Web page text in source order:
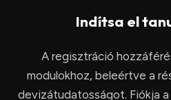
Indítsa el
A regisztráció
modulokhoz, beleértve a
devizátudatosságot. Fiókja